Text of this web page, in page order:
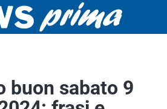
buon sabato 9